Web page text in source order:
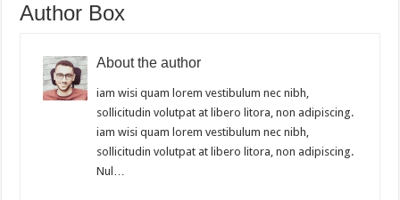
Author Box
About the author
iam wisi quam lorem vestibulum nec nibh,
sollicitudin volutpat at libero litora, non adipiscing.
iam wisi quam lorem vestibulum nec nibh,
sollicitudin volutpat at libero litora, non adipiscing.
Nul…